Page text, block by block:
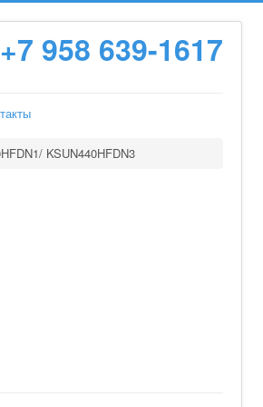
+7 958 639-1617
KSUN440HFDN3